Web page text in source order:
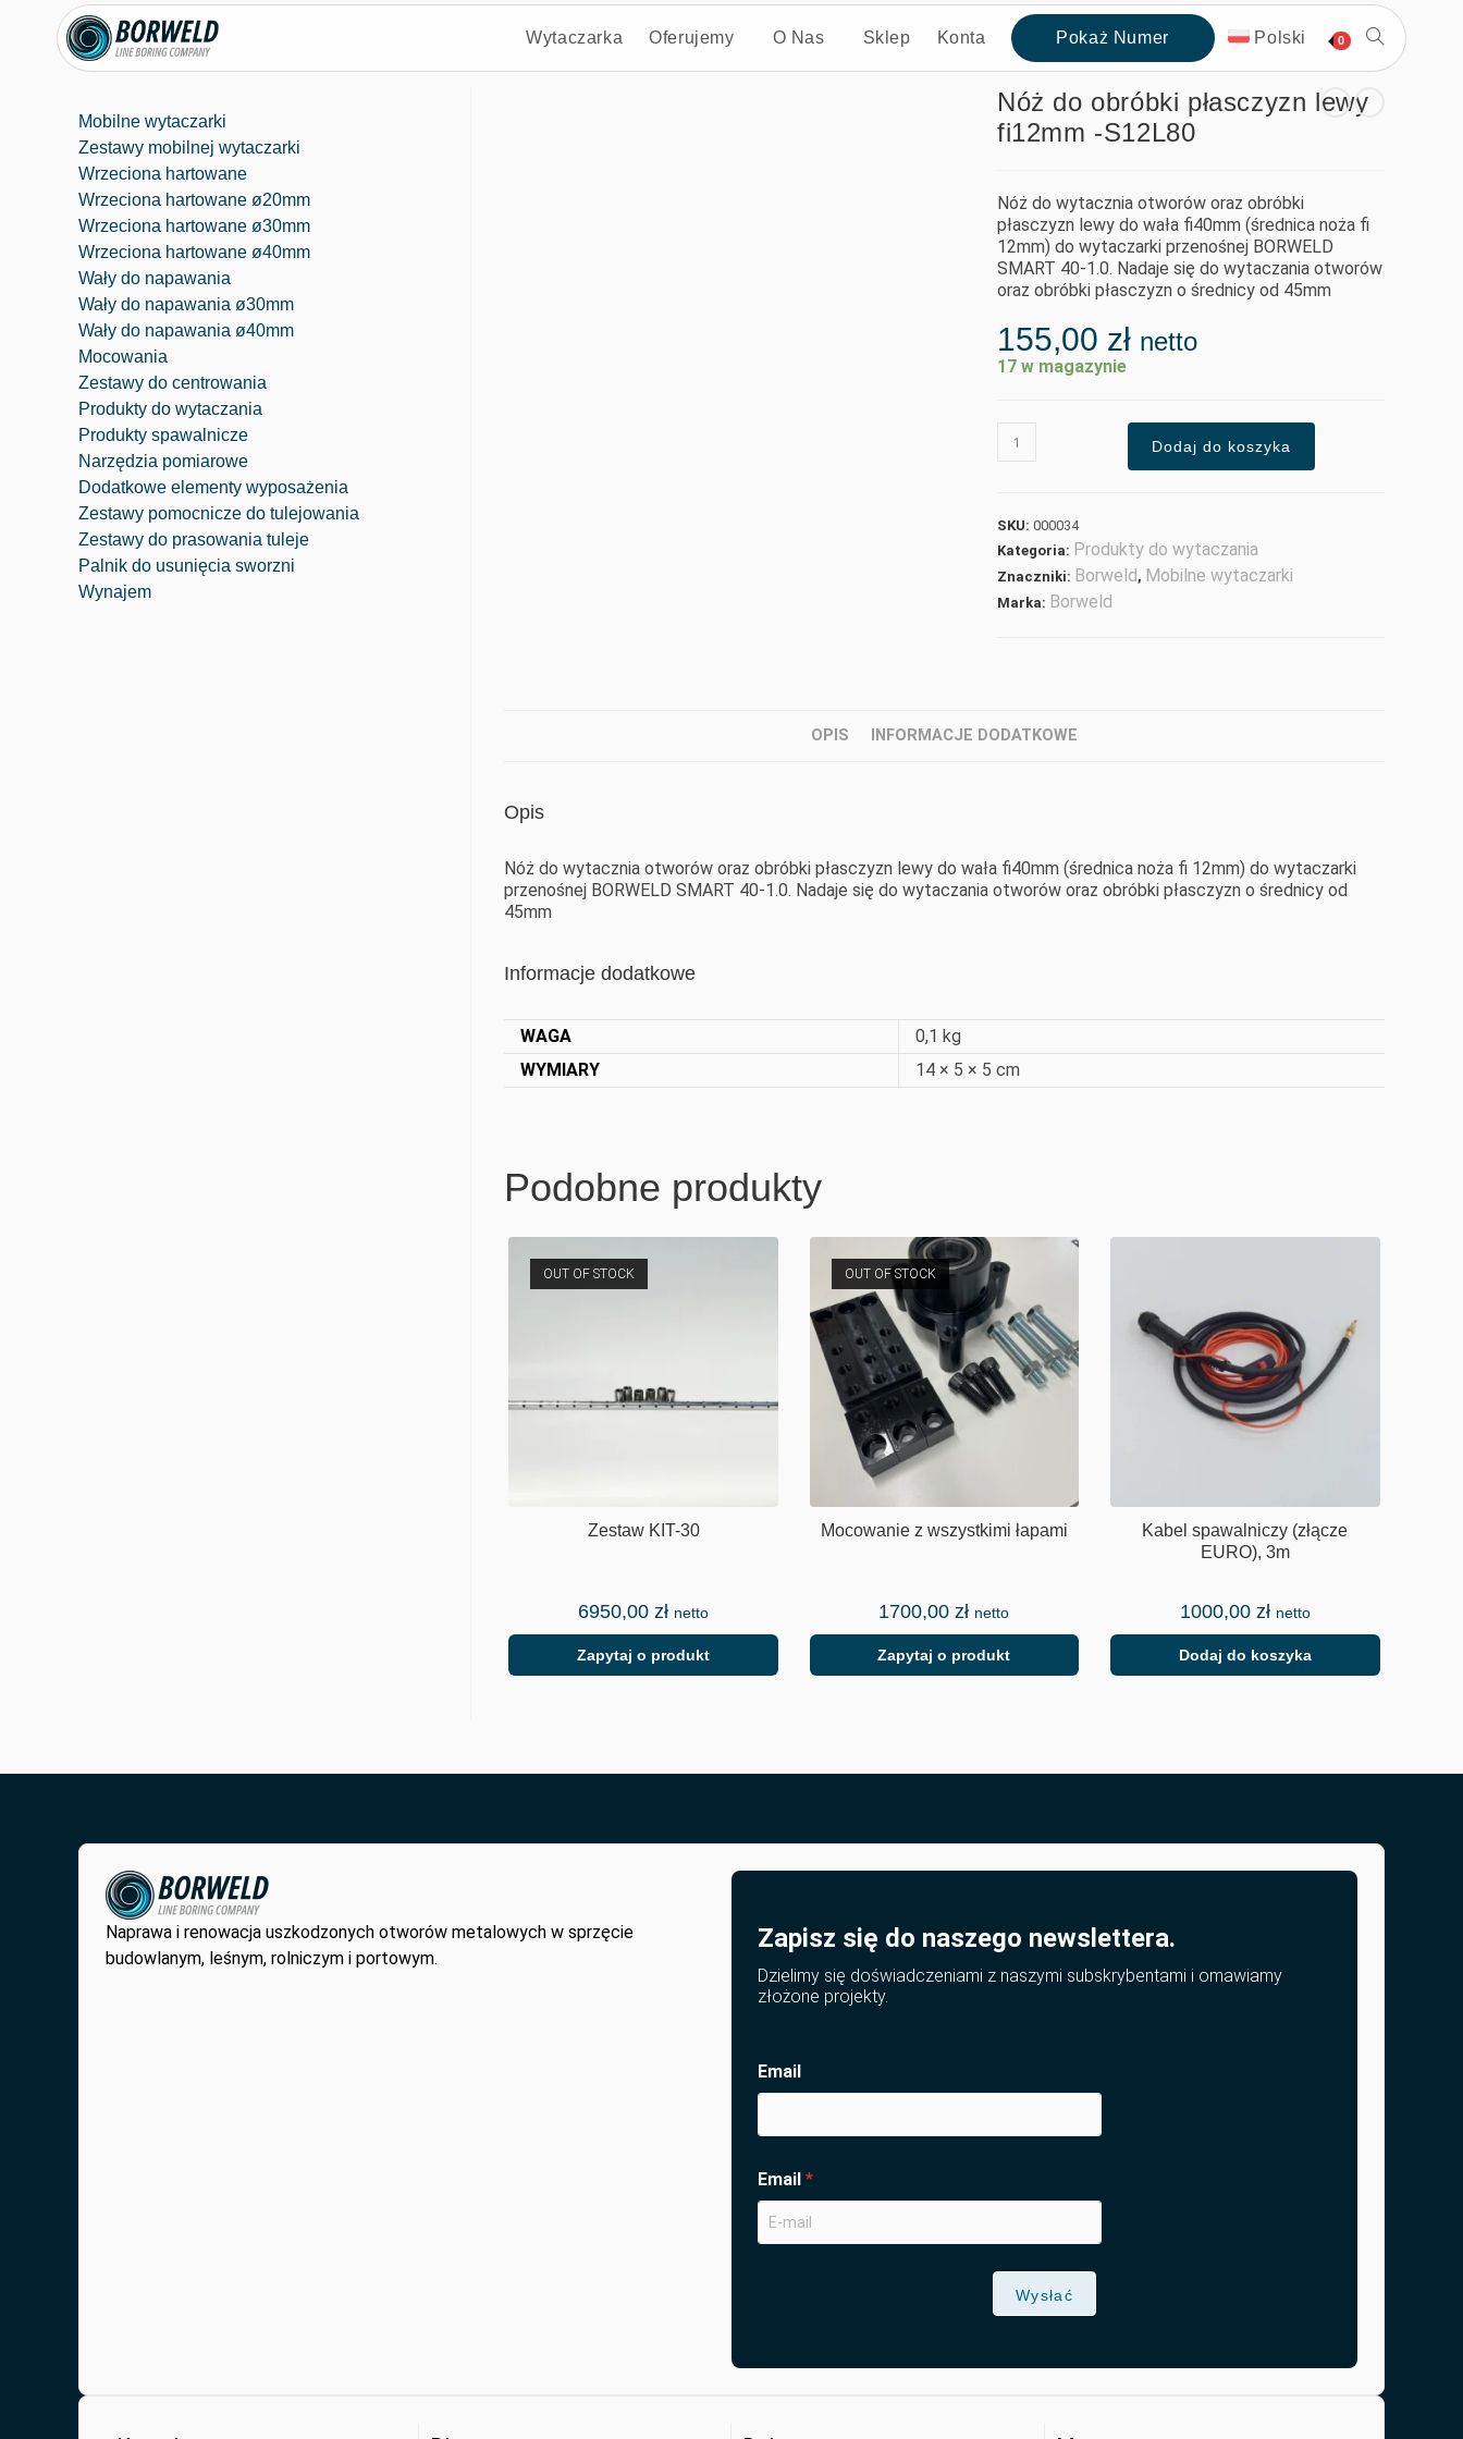
Wytaczarka Oferujemy O Nas Sklep Konta Pokaż Numer Polski 0
Nóż do obróbki płasczyzn lewy
fi12mm -S12L80
Nóż do wytacznia otworów oraz obróbki
płasczyzn lewy do wała fi40mm (średnica noża fi
12mm) do wytaczarki przenośnej BORWELD
SMART 40-1.0. Nadaje się do wytaczania otworów
oraz obróbki płasczyzn o średnicy od 45mm
155,00 zł netto
17 w magazynie
Dodaj do koszyka
SKU:000034
Kategoria: Produkty do wytaczania
Znaczniki: Borweld, Mobilne wytaczarki
Marka: Borweld
OPIS INFORMACJE DODATKOWE
Opis
Nóż do wytacznia otworów oraz obróbki płasczyzn lewy do wała fi40mm (średnica noża fi 12mm) do wytaczarki
przenośnej BORWELD SMART 40-1.0. Nadaje się do wytaczania otworów oraz obróbki płasczyzn o średnicy od
45mm
Informacje dodatkowe
WAGA
0,1 kg
WYMIARY
14 × 5 × 5 cm
Podobne produkty
OUT OF STOCK
Zestaw KIT-30
6950,00zł netto
Zapytaj o produkt
OUT OF STOCK
Mocowanie z wszystkimi łapami
1700,00zł netto
Zapytaj o produkt
Kabel spawalniczy (złącze
EURO), 3m
1000,00 zł netto
Dodaj do koszyka
Mobilne wytaczarki
Zestawy mobilnej wytaczarki
Wrzeciona hartowane
Wrzeciona hartowane ø20mm
Wrzeciona hartowane ø30mm
Wrzeciona hartowane ø40mm
Wały do napawania
Wały do napawania ø30mm
Wały do napawania ø40mm
Mocowania
Zestawy do centrowania
Produkty do wytaczania
⁠Produkty spawalnicze
Narzędzia pomiarowe
Dodatkowe elementy wyposażenia
Zestawy pomocnicze do tulejowania
Zestawy do prasowania tuleje
Palnik do usunięcia sworzni
Wynajem
Naprawa i renowacja uszkodzonych otworów metalowych w sprzęcie
budowlanym, leśnym, rolniczym i portowym.
Zapisz się do naszego newslettera.
Dzielimy się doświadczeniami z naszymi subskrybentami i omawiamy
złożone projekty.
Email
Email *
Wysłać